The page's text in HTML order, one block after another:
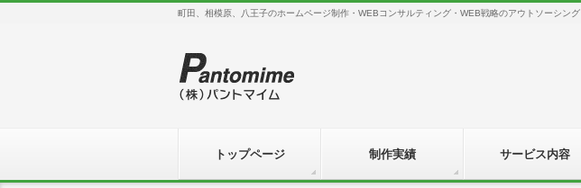
町田、相模原、八王子のホームページ制作・WEBコンサルティング・WEB戦略のアウトソーシング
トップページ 制作実績 サービス内容